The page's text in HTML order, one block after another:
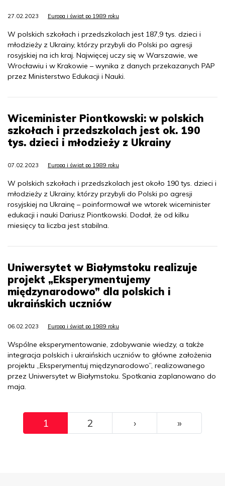
27.02.2023 Europa i świat po 1989 roku
W polskich szkołach i przedszkolach jest 187,9 tys. dzieci i
młodzieży z Ukrainy, którzy przybyli do Polski po agresji
rosyjskiej na ich kraj. Najwięcej uczy się w Warszawie, we
Wrocławiu i w Krakowie – wynika z danych przekazanych PAP
przez Ministerstwo Edukacji i Nauki.
Wiceminister Piontkowski: w polskich
szkołach i przedszkolach jest ok. 190
tys. dzieci i młodzieży z Ukrainy
07.02.2023 Europa i świat po 1989 roku
W polskich szkołach i przedszkolach jest około 190 tys. dzieci i
młodzieży z Ukrainy, którzy przybyli do Polski po agresji
rosyjskiej na Ukrainę – poinformował we wtorek wiceminister
edukacji i nauki Dariusz Piontkowski. Dodał, że od kilku
miesięcy ta liczba jest stabilna.
Uniwersytet w Białymstoku realizuje
projekt „Eksperymentujemy
międzynarodowo” dla polskich i
ukraińskich uczniów
06.02.2023 Europa i świat po 1989 roku
Wspólne eksperymentowanie, zdobywanie wiedzy, a także
integracja polskich i ukraińskich uczniów to główne założenia
projektu „Eksperymentuj międzynarodowo”, realizowanego
przez Uniwersytet w Białymstoku. Spotkania zaplanowano do
maja.
Pagination
1 2 ››› »Ostatni